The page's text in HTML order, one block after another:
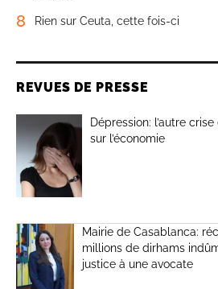
8 Rien sur Ceuta, cette fois-ci
REVUES DE PRESSE
Dépression: l’autre
sur l’économie
Mairie de Casablanca:
millions de dirhams
justice à une avocate